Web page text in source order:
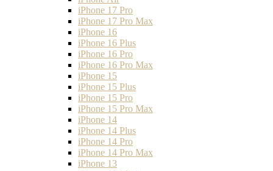
iPhone 17 Pro
iPhone 17 Pro Max
iPhone 16
iPhone 16 Plus
iPhone 16 Pro
iPhone 16 Pro Max
iPhone 15
iPhone 15 Plus
iPhone 15 Pro
iPhone 15 Pro Max
iPhone 14
iPhone 14 Plus
iPhone 14 Pro
iPhone 14 Pro Max
iPhone 13